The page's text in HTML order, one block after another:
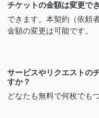
チケットの金額は変更で
できます。本契約（依頼
金額の変更は可能です。
サービスやリクエストの
すか？
どなたも無料で何枚でも